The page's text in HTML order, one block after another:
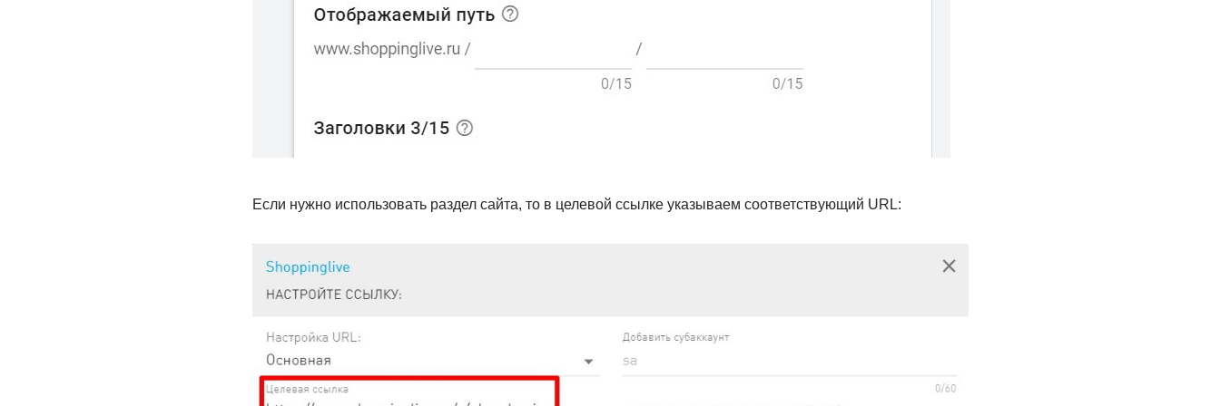
Если нужно использовать раздел сайта, то в целевой ссылке указываем соответствующий URL: